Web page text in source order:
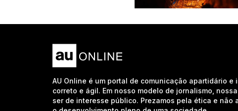
AU Online é um portal de comunicação apartidário
correto e ágil. Em nosso modelo de jornalismo,
ser de interesse público. Prezamos pela ética e não